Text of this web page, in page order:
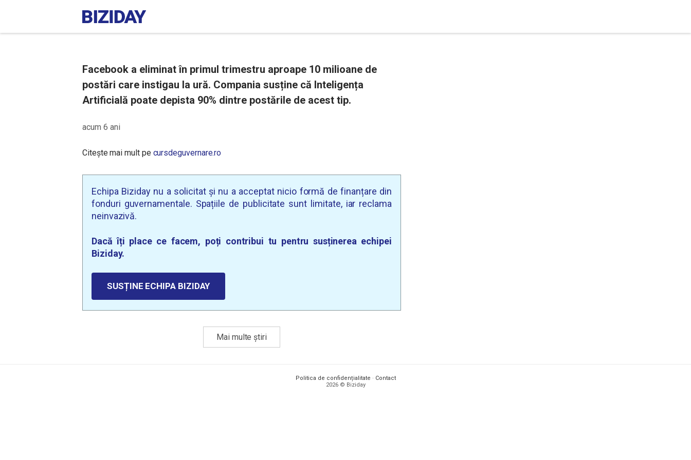
Facebook a eliminat în primul trimestru aproape 10 milioane de
postări care instigau la ură. Compania susține că Inteligența
Artificială poate depista 90% dintre postările de acest tip.
acum 6 ani
Citește mai mult pe cursdeguvernare.ro
Echipa Biziday nu a solicitat și nu a acceptat nicio formă de finanțare din
fonduri guvernamentale. Spațiile de publicitate sunt limitate, iar reclama
neinvazivă.
Dacă îți place ce facem, poți contribui tu pentru susținerea echipei
Biziday.
SUSȚINE ECHIPA BIZIDAY
Mai multe știri
Politica de confidențialitate · Contact
2026 © Biziday